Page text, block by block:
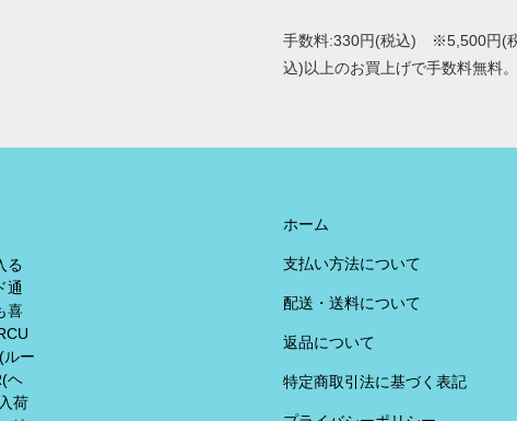
手数料:330円(税込) ※5,500円(
込)以上のお買上げで手数料無料
る
通
喜
ルー
ヘ
荷
ホーム
支払い方法について
配送・送料について
返品について
特定商取引法に基づく表記